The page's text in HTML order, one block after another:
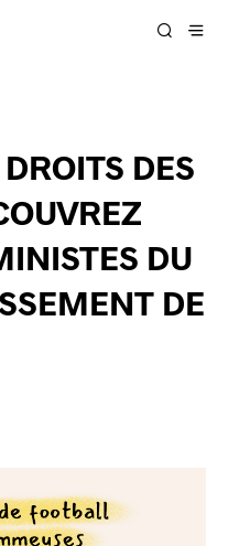
DES
DU
DE